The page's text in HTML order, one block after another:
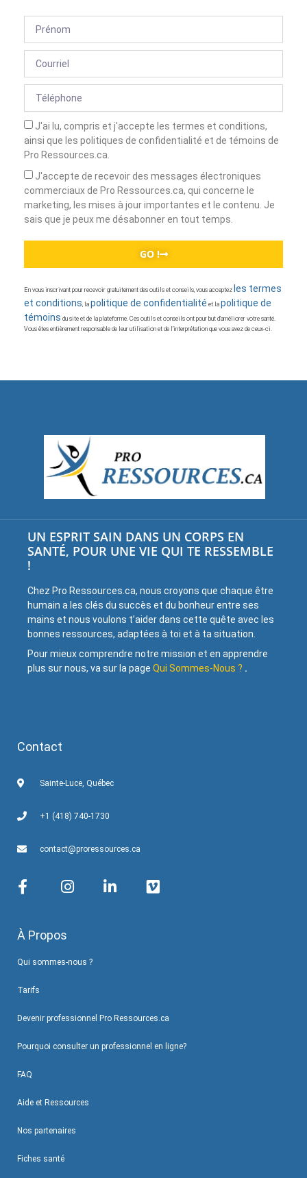
J'ai lu, compris et j'accepte les termes et conditions,
ainsi que les politiques de confidentialité et de témoins de
Pro Ressources.ca.
J'accepte de recevoir des messages électroniques
commerciaux de Pro Ressources.ca, qui concerne le
marketing, les mises à jour importantes et le contenu. Je
sais que je peux me désabonner en tout temps.
GO !
En vous inscrivant pour recevoir gratuitement des outils et conseils, vous acceptez les termes
et conditions, la politique de confidentialité et la politique de
témoins du site et de la plateforme. Ces outils et conseils ont pour but d’améliorer votre santé.
Vous êtes entièrement responsable de leur utilisation et de l’interprétation que vous avez de ceux-ci.
UN ESPRIT SAIN DANS UN CORPS EN
SANTÉ, POUR UNE VIE QUI TE RESSEMBLE
!
Chez Pro Ressources.ca, nous croyons que chaque être
humain a les clés du succès et du bonheur entre ses
mains et nous voulons t’aider dans cette quête avec les
bonnes ressources, adaptées à toi et à ta situation.
Pour mieux comprendre notre mission et en apprendre
plus sur nous, va sur la page Qui Sommes-Nous ? .
Contact
Sainte-Luce, Québec
+1 (418) 740-1730
contact@proressources.ca
À Propos
Qui sommes-nous ?
Tarifs
Devenir professionnel Pro Ressources.ca
Pourquoi consulter un professionnel en ligne?
FAQ
Aide et Ressources
Nos partenaires
Fiches santé